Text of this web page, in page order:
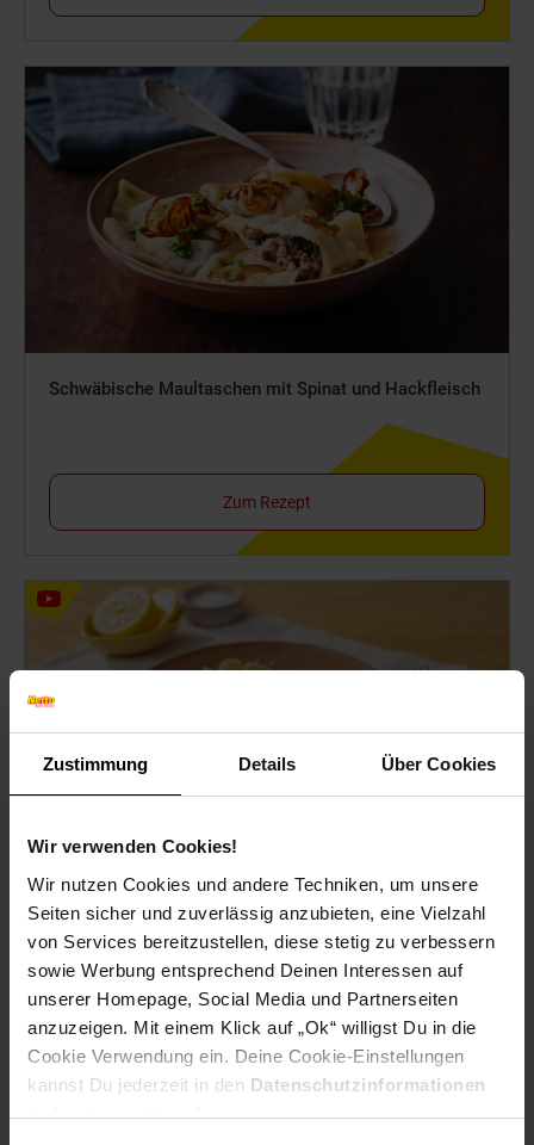
Zustimmung Details Über Cookies
Wir verwenden Cookies!
Wir nutzen Cookies und andere Techniken, um unsere
Seiten sicher und zuverlässig anzubieten, eine Vielzahl
von Services bereitzustellen, diese stetig zu verbessern
sowie Werbung entsprechend Deinen Interessen auf
unserer Homepage, Social Media und Partnerseiten
anzuzeigen. Mit einem Klick auf „Ok“ willigst Du in die
Cookie Verwendung ein. Deine Cookie-Einstellungen
kannst Du jederzeit in den Datenschutzinformationen
ändern bzw. widerrufen.
Schwäbische Maultaschen mit Spinat und Hackfleisch
Zum Rezept
Zitronenpasta
Italien mal anders: Sommerlich-frische Pasta, cremig,
mit viel grobem Pfeffer und einer erfrischenden Säure
von Zitronen. La dolce vita!
Zum Rezept